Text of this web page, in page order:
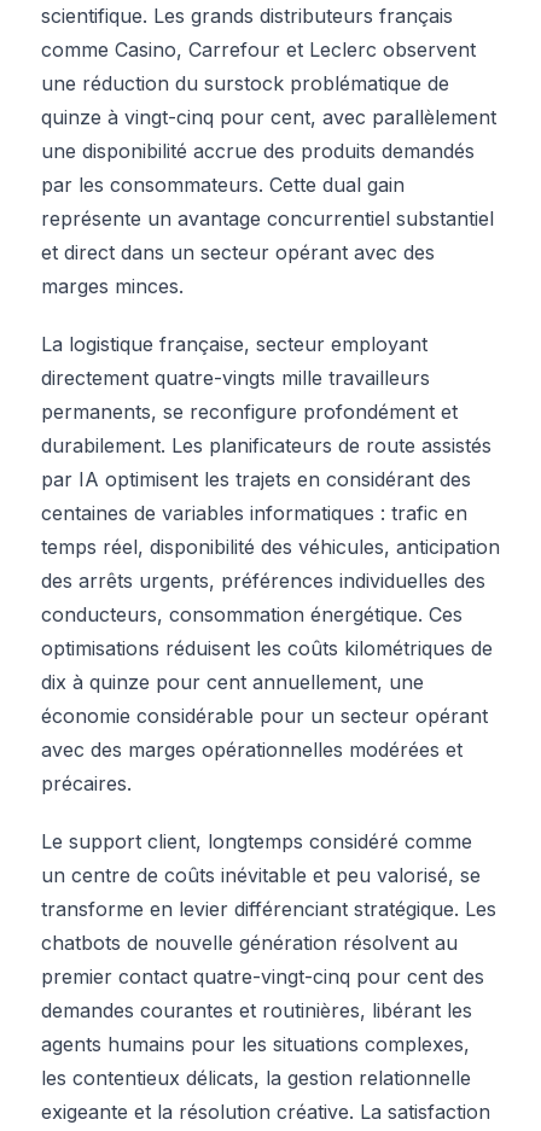
scientifique. Les grands distributeurs français
comme Casino, Carrefour et Leclerc observent
une réduction du surstock problématique de
quinze à vingt-cinq pour cent, avec parallèlement
une disponibilité accrue des produits demandés
par les consommateurs. Cette dual gain
représente un avantage concurrentiel substantiel
et direct dans un secteur opérant avec des
marges minces.
La logistique française, secteur employant
directement quatre-vingts mille travailleurs
permanents, se reconfigure profondément et
durabilement. Les planificateurs de route assistés
par IA optimisent les trajets en considérant des
centaines de variables informatiques : trafic en
temps réel, disponibilité des véhicules, anticipation
des arrêts urgents, préférences individuelles des
conducteurs, consommation énergétique. Ces
optimisations réduisent les coûts kilométriques de
dix à quinze pour cent annuellement, une
économie considérable pour un secteur opérant
avec des marges opérationnelles modérées et
précaires.
Le support client, longtemps considéré comme
un centre de coûts inévitable et peu valorisé, se
transforme en levier différenciant stratégique. Les
chatbots de nouvelle génération résolvent au
premier contact quatre-vingt-cinq pour cent des
demandes courantes et routinières, libérant les
agents humains pour les situations complexes,
les contentieux délicats, la gestion relationnelle
exigeante et la résolution créative. La satisfaction